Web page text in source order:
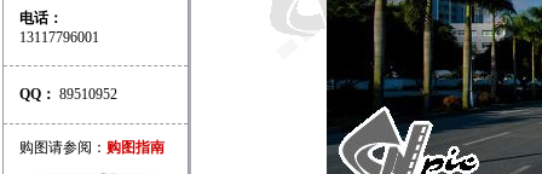
电话：
13117796001
QQ： 89510952
购图请参阅： 购图指南